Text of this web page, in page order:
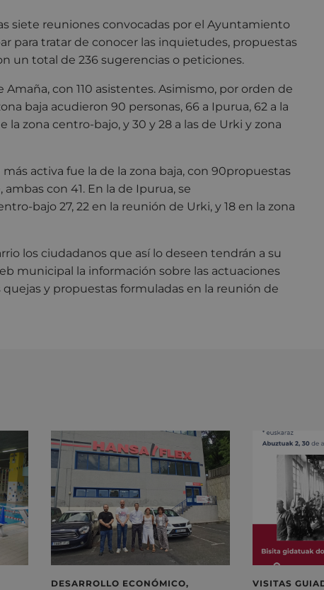
siete reuniones convocadas por el Ayuntamiento
para tratar de conocer las inquietudes, propuestas
un total de 236 sugerencias o peticiones.
con 110 asistentes. Asimismo, por orden de
baja acudieron 90 personas, 66 a Ipurua, 62 a la
la zona centro-bajo, y 30 y 28 a las de Urki y zona
activa fue la de la zona baja, con 90propuestas
con 41. En la de Ipurua, se
bajo 27, 22 en la reunión de Urki, y 18 en la zona
los ciudadanos que así lo deseen tendrán a su
municipal la información sobre las actuaciones
quejas y propuestas formuladas en la reunión de
DESARROLLO ECONÓMICO,
VISITAS